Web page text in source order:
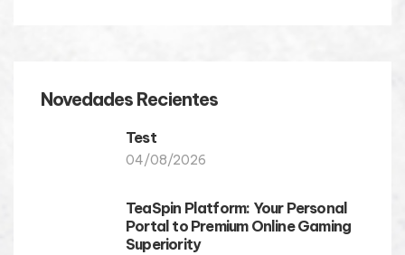
Novedades Recientes
Test
04/08/2026
TeaSpin Platform: Your Personal
Portal to Premium Online Gaming
Superiority